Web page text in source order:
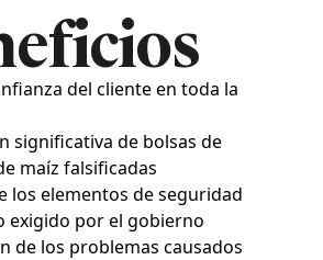
del cliente en toda la
significativa de bolsas de
maíz falsificadas
los elementos de seguridad
exigido por el gobierno
de los problemas causados